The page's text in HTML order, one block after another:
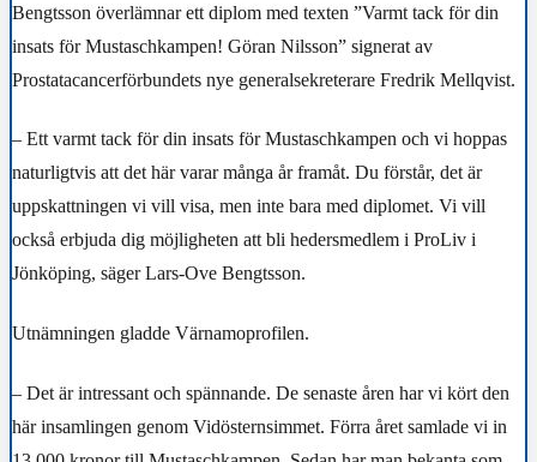
Bengtsson överlämnar ett diplom med texten ”Varmt tack för din
insats för Mustaschkampen! Göran Nilsson” signerat av
Prostatacancerförbundets nye generalsekreterare Fredrik Mellqvist.
– Ett varmt tack för din insats för Mustaschkampen och vi hoppas
naturligtvis att det här varar många år framåt. Du förstår, det är
uppskattningen vi vill visa, men inte bara med diplomet. Vi vill
också erbjuda dig möjligheten att bli hedersmedlem i ProLiv i
Jönköping, säger Lars-Ove Bengtsson.
Utnämningen gladde Värnamoprofilen.
– Det är intressant och spännande. De senaste åren har vi kört den
här insamlingen genom Vidösternsimmet. Förra året samlade vi in